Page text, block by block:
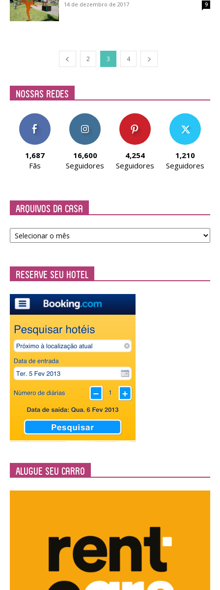
14 de dezembro de 2017 9
2 3 4
Nossas Redes
1,687
Fãs
16,600
Seguidores
4,254
Seguidores
1,210
Seguidores
Arquivos da Casa
Arquivos
da
Reserve seu Hotel
Alugue seu Carro